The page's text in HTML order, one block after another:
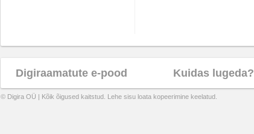
Digiraamatute e-pood Kuidas lugeda?
© Digira OÜ | Kõik õigused kaitstud. Lehe sisu loata kopeerimine keelatud.